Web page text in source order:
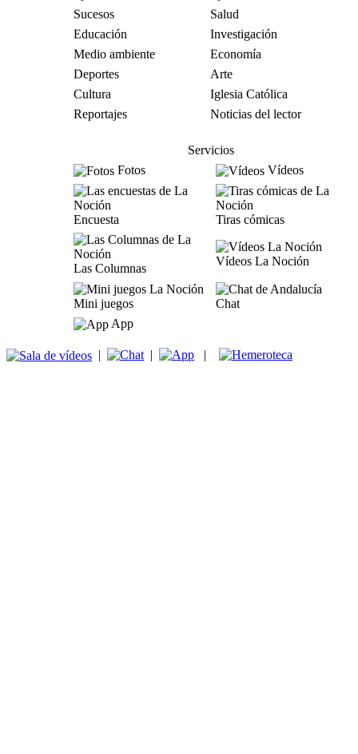
Sucesos
Salud
Educación
Investigación
Medio ambiente
Economía
Deportes
Arte
Cultura
Iglesia Católica
Reportajes
Noticias del lector
Servicios
Fotos
Vídeos
Encuesta Tiras cómicas
Las Columnas
Vídeos La Noción
Mini juegos
Chat
App
| | |